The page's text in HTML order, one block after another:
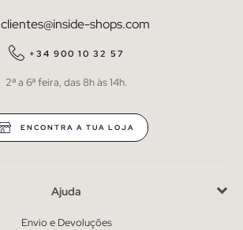
clientes@inside-shops.com
+34 900 10 32 57
2ª a 6ª feira, das 8h às 14h.
ENCONTRA A TUA LOJA
Ajuda
Envio e Devoluções